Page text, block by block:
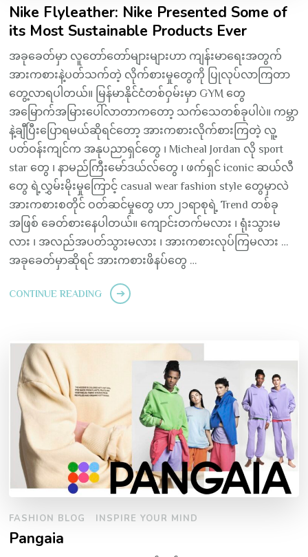
Nike Flyleather: Nike Presented Some of
its Most Sustainable Products Ever
အခုခေတ်မှာ လူတော်တော်များများဟာ ကျန်းမာရေးအတွက်
အားကစားနဲ့ပတ်သက်တဲ့ လိုက်စားမှုတွေကို ပြုလုပ်လာကြတာ
တွေ့လာရပါတယ်။ မြန်မာနိုင်ငံတစ်ဝှမ်းမှာ GYM တွေ
အမြောက်အမြားပေါ်လာတာကတော့ သက်သေတစ်ခုပါပဲ။ ကမ္ဘာ
နဲ့ချီပြီးပြောရမယ်ဆိုရင်တော့ အားကစားလိုက်စားကြတဲ့ လူ့
ပတ်ဝန်းကျင်က အနုပညာရှင်တွေ ၊ Micheal Jordan လို sport
star တွေ ၊ နာမည်ကြီးမော်ဒယ်လ်တွေ ၊ ဖက်ရှင် iconic ဆယ်လီ
တွေ ရဲ့လွှမ်းမိုးမှုကြောင့် casual wear fashion style တွေမှာလဲ
အားကစားစတိုင် ဝတ်ဆင်မှုတွေ ဟာ၂၁ရာစုရဲ့ Trend တစ်ခု
အဖြစ် ခေတ်စားနေပါတယ်။ ကျောင်းတက်မလား ၊ ရုံးသွားမ
လား ၊ အလည်အပတ်သွားမလား ၊ အားကစားလုပ်ကြမလား …
အခုခေတ်မှာဆိုရင် အားကစားဖိနပ်တွေ …
CONTINUE READING
FASHION BLOG INSPIRE YOUR MIND
Pangaia